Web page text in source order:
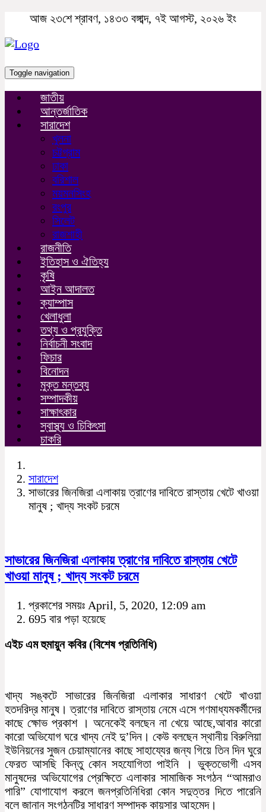
আজ ২৩শে শ্রাবণ, ১৪৩৩ বঙ্গাব্দ, ৭ই আগস্ট, ২০২৬ ইং
Toggle navigation
জাতীয়
আন্তর্জাতিক
সারাদেশ
খুলনা
চট্টগ্রাম
ঢাকা
বরিশাল
ময়মনসিংহ
রংপুর
সিলেট
রাজশাহী
রাজনীতি
ইতিহাস ও ঐতিহ্য
কৃষি
আইন আদালত
ক্যাম্পাস
খেলাধুলা
তথ্য ও প্রযুক্তি
নির্বাচনী সংবাদ
ফিচার
বিনোদন
মুক্ত মন্তব্য
সম্পাদকীয়
সাক্ষাৎকার
স্বাস্থ্য ও চিকিৎসা
চাকরি
সারাদেশ
সাভারের জিনজিরা এলাকায় ত্রাণের দাবিতে রাস্তায় খেটে খাওয়া
মানুষ ; খাদ্য সংকট চরমে
সাভারের জিনজিরা এলাকায় ত্রাণের দাবিতে রাস্তায় খেটে
খাওয়া মানুষ ; খাদ্য সংকট চরমে
প্রকাশের সময়ঃ April, 5, 2020, 12:09 am
695 বার পড়া হয়েছে
এইচ এম হুমায়ুন কবির (বিশেষ প্রতিনিধি)
খাদ্য সঙ্কটে সাভারের জিনজিরা এলাকার সাধারণ খেটে খাওয়া
হতদরিদ্র মানুষ। ত্রাণের দাবিতে রাস্তায় নেমে এসে গণমাধ্যমকর্মীদের
কাছে ক্ষোভ প্রকাশ । অনেকেই বলছেন না খেয়ে আছে,আবার কারো
কারো অভিযোগ ঘরে খাদ্য নেই দু’দিন। কেউ বলছেন স্থানীয় বিরুলিয়া
ইউনিয়নের সুজন চেয়াম্যানের কাছে সাহায্যের জন্য গিয়ে তিন দিন ঘুরে
ফেরত আসছি কিন্তু কোন সহযোগিতা পাইনি । ভুক্তভোগী এসব
মানুষদের অভিযোগের প্রেক্ষিতে এলাকার সামাজিক সংগঠন “আমরাও
পারি” যোগাযোগ করলে জনপ্রতিনিধিরা কোন সদুত্তর দিতে পারেনি
বলে জানান সংগঠনটির সাধারণ সম্পাদক কায়সার আহমেদ।